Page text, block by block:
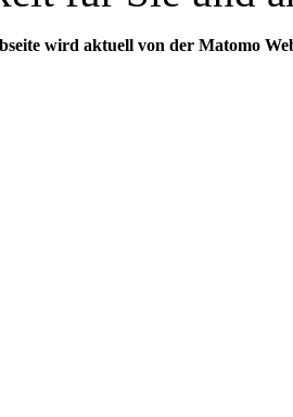
wird aktuell von der Matomo